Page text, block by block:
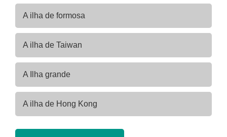
A ilha de formosa
A ilha de Taiwan
A Ilha grande
A ilha de Hong Kong